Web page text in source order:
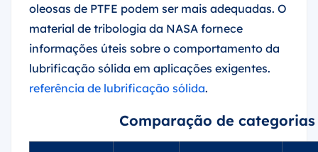
oleosas de PTFE podem ser mais adequadas. O
material de tribologia da NASA fornece
informações úteis sobre o comportamento da
lubrificação sólida em aplicações exigentes.
referência de lubrificação sólida.
Comparação de